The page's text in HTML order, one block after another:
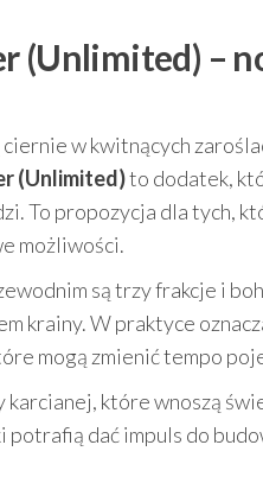
(Unlimited) –
w kwitnących
(Unlimited)to dodatek,
To propozycja dla tych,
możliwości.
są trzy frakcje i
krainy. W praktyce
mogą zmienić tempo
które wnoszą
dać impuls do